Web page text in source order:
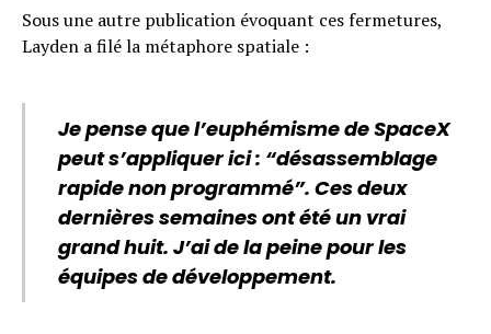
Sous une autre publication évoquant ces fermetures,
Layden a filé la métaphore spatiale :
Je pense que l’euphémisme de SpaceX
peut s’appliquer ici : “désassemblage
rapide non programmé”. Ces deux
dernières semaines ont été un vrai
grand huit. J’ai de la peine pour les
équipes de développement.